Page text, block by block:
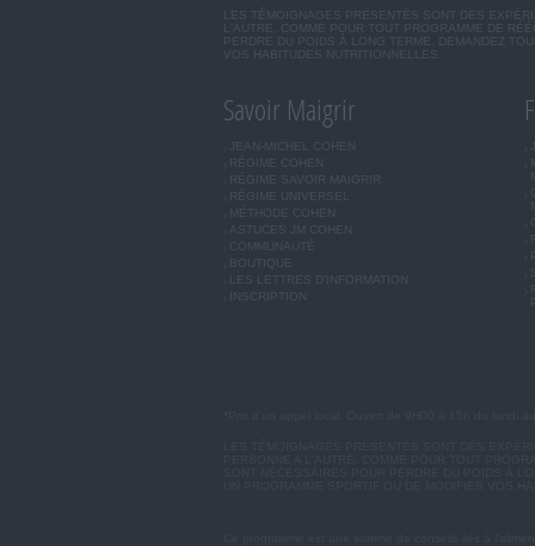
LES TÉMOIGNAGES PRÉSENTÉS SONT DES
L'AUTRE. COMME POUR TOUT PROGRAMME DE
PERDRE DU POIDS À LONG TERME. DEMANDEZ
VOS HABITUDES NUTRITIONNELLES.
Savoir Maigrir
JEAN-MICHEL COHEN
RÉGIME COHEN
RÉGIME SAVOIR MAIGRIR
RÉGIME UNIVERSEL
ASTUCES JM COHEN
COMMUNAUTÉ
LES LETTRES D'INFORMATION
INSCRIPTION